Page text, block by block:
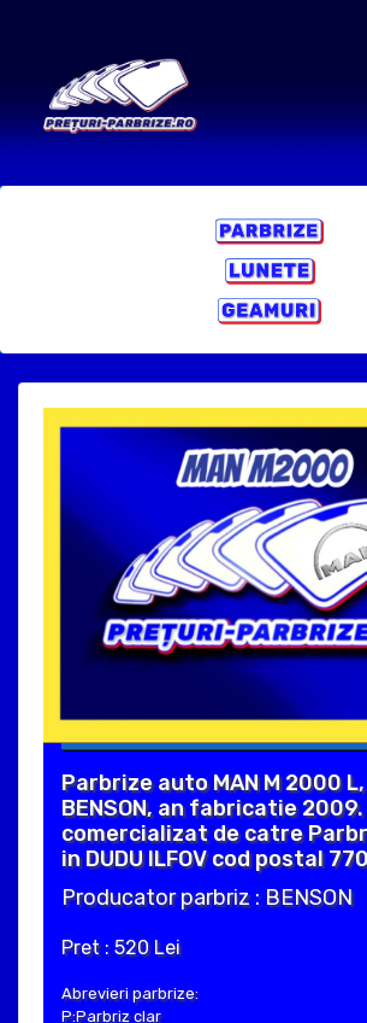
Parbrize auto MAN M 2000
BENSON, an fabricatie
comercializat de catre
in DUDU ILFOV cod postal
Producator parbriz : BENSON
Pret : 520 Lei
Abrevieri parbrize:
P:Parbriz clar